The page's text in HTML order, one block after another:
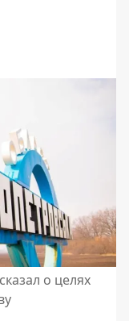
о целях